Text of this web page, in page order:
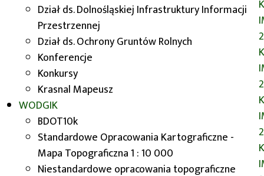
Dział ds. Dolnośląskiej Infrastruktury Informacji
Przestrzennej
Dział ds. Ochrony Gruntów Rolnych
Konferencje
Konkursy
Krasnal Mapeusz
WODGIK
BDOT10k
Standardowe Opracowania Kartograficzne -
Mapa Topograficzna 1 : 10 000
Niestandardowe opracowania topograficzne
W dniu 18 listopada 2015 r.
Geodezji i Kartografii
aktywnie uczestniczył w obchodach
Międzynarodowego Dnia Systemów
Informacji Przestrzennej. Pojawiliśmy
się na II Wrocławskim GISDay,
organizowanym przez studenckie
koła naukowe dwóch wrocławskich